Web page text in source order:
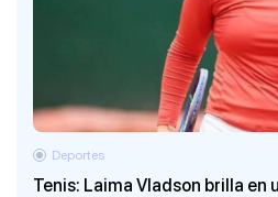
Tenis: Laima Vladson brilla en
Deportes